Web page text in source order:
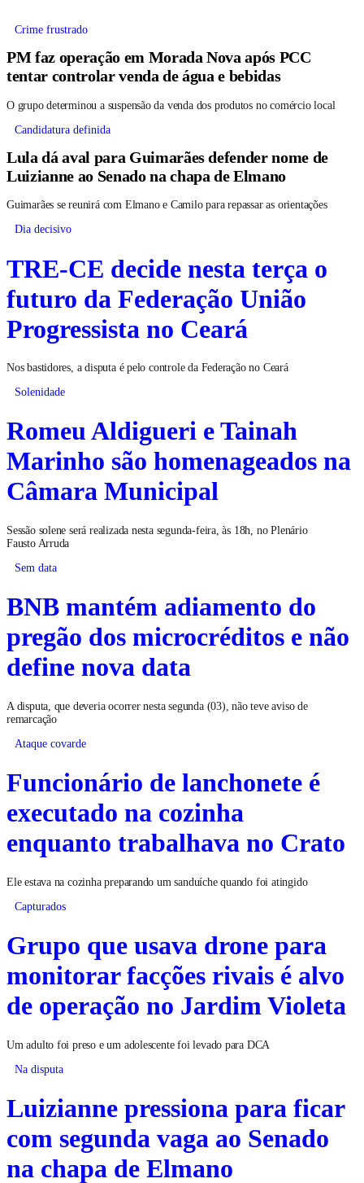
Crime frustrado
PM faz operação em Morada Nova após PCC
tentar controlar venda de água e bebidas
O grupo determinou a suspensão da venda dos produtos no comércio local
Candidatura definida
Lula dá aval para Guimarães defender nome de
Luizianne ao Senado na chapa de Elmano
Guimarães se reunirá com Elmano e Camilo para repassar as orientações
Dia decisivo
TRE-CE decide nesta terça o
futuro da Federação União
Progressista no Ceará
Nos bastidores, a disputa é pelo controle da Federação no Ceará
Solenidade
Romeu Aldigueri e Tainah
Marinho são homenageados na
Câmara Municipal
Sessão solene será realizada nesta segunda-feira, às 18h, no Plenário
Fausto Arruda
Sem data
BNB mantém adiamento do
pregão dos microcréditos e não
define nova data
A disputa, que deveria ocorrer nesta segunda (03), não teve aviso de
remarcação
Ataque covarde
Funcionário de lanchonete é
executado na cozinha
enquanto trabalhava no Crato
Ele estava na cozinha preparando um sanduíche quando foi atingido
Capturados
Grupo que usava drone para
monitorar facções rivais é alvo
de operação no Jardim Violeta
Um adulto foi preso e um adolescente foi levado para DCA
Na disputa
Luizianne pressiona para ficar
com segunda vaga ao Senado
na chapa de Elmano